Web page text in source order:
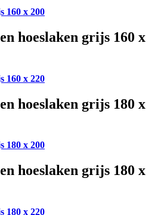
160 x 200
hoeslaken grijs 160 x
160 x 220
hoeslaken grijs 180 x
180 x 200
hoeslaken grijs 180 x
180 x 220